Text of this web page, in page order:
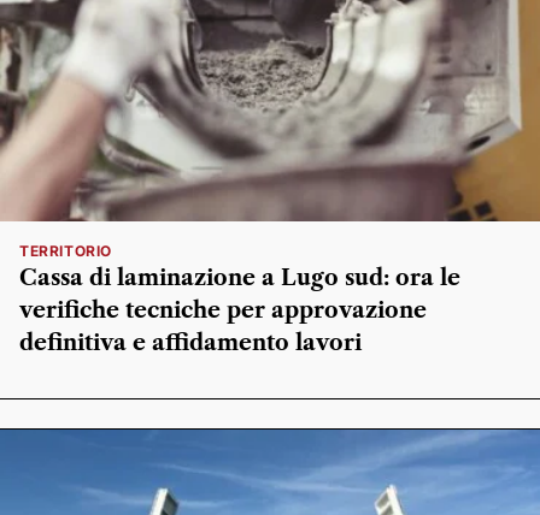
TERRITORIO
Cassa di laminazione a Lugo sud: ora le
verifiche tecniche per approvazione
definitiva e affidamento lavori